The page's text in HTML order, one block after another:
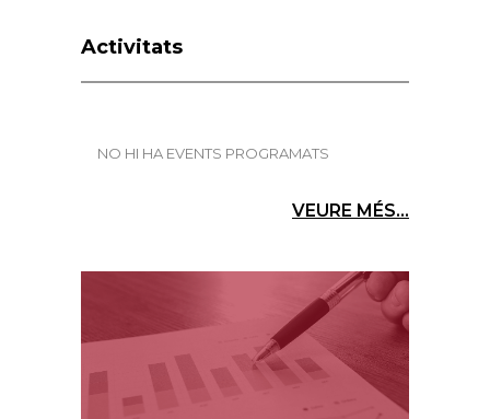
Activitats
NO HI HA EVENTS PROGRAMATS
VEURE MÉS...